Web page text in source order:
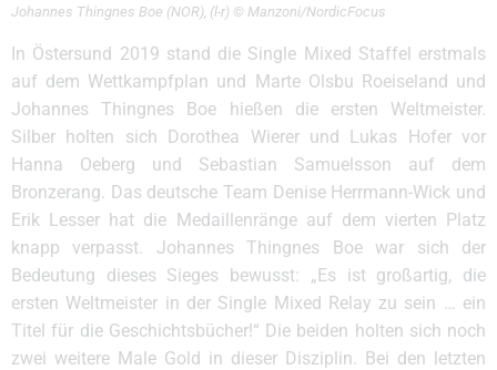
Johannes Thingnes Boe (NOR), (l-r) © Manzoni/NordicFocus
In Östersund 2019 stand die Single Mixed Staffel erstmals
auf dem Wettkampfplan und Marte Olsbu Roeiseland und
Johannes Thingnes Boe hießen die ersten Weltmeister.
Silber holten sich Dorothea Wierer und Lukas Hofer vor
Hanna Oeberg und Sebastian Samuelsson auf dem
Bronzerang. Das deutsche Team Denise Herrmann-Wick und
Erik Lesser hat die Medaillenränge auf dem vierten Platz
knapp verpasst. Johannes Thingnes Boe war sich der
Bedeutung dieses Sieges bewusst: „Es ist großartig, die
ersten Weltmeister in der Single Mixed Relay zu sein … ein
Titel für die Geschichtsbücher!“ Die beiden holten sich noch
zwei weitere Male Gold in dieser Disziplin. Bei den letzten